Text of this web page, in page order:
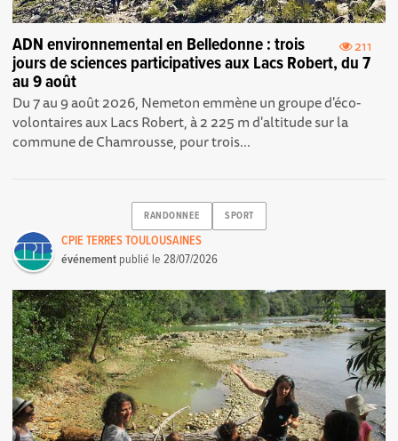
211
ADN environnemental en Belledonne : trois
jours de sciences participatives aux Lacs Robert, du 7
au 9 août
Du 7 au 9 août 2026, Nemeton emmène un groupe d'éco-
volontaires aux Lacs Robert, à 2 225 m d'altitude sur la
commune de Chamrousse, pour trois...
RANDONNEE SPORT
CPIE TERRES TOULOUSAINES
événement publié le28/07/2026